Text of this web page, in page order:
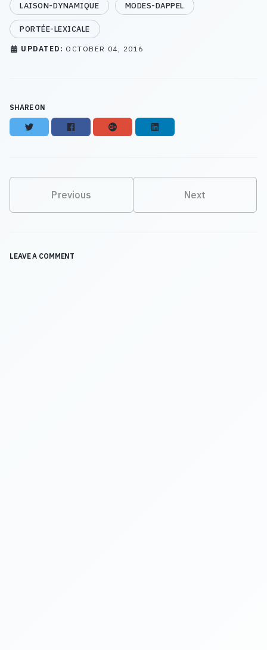
LAISON-DYNAMIQUE MODES-DAPPEL
PORTÉE-LEXICALE
UPDATED: OCTOBER 04, 2016
SHARE ON
Twitter FacebookGoogle+ LinkedIn
Previous Next
LEAVE A COMMENT